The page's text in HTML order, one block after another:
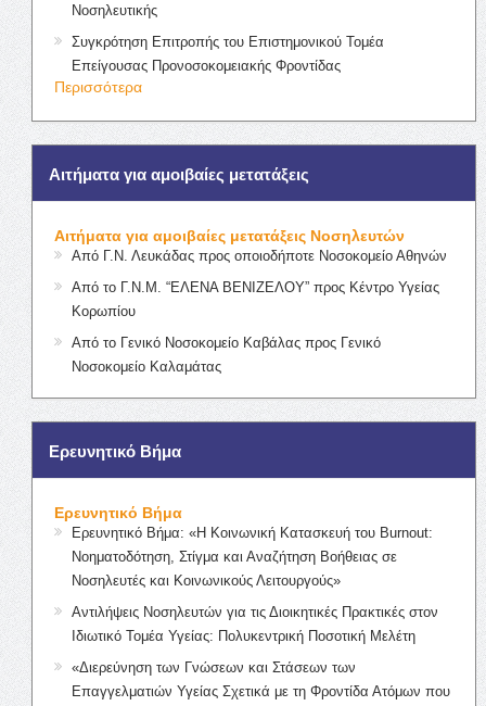
Νοσηλευτικής
Συγκρότηση Επιτροπής του Επιστημονικού Τομέα
Επείγουσας Προνοσοκομειακής Φροντίδας
Περισσότερα
Αιτήματα για αμοιβαίες μετατάξεις
Αιτήματα για αμοιβαίες μετατάξεις Νοσηλευτών
Από Γ.Ν. Λευκάδας προς οποιοδήποτε Νοσοκομείο Αθηνών
Από το Γ.Ν.Μ. “ΕΛΕΝΑ ΒΕΝΙΖΕΛΟΥ” προς Κέντρο Υγείας
Κορωπίου
Από το Γενικό Νοσοκομείο Καβάλας προς Γενικό
Νοσοκομείο Καλαμάτας
Ερευνητικό Βήμα
Ερευνητικό Βήμα
Ερευνητικό Βήμα: «Η Κοινωνική Κατασκευή του Burnout:
Νοηματοδότηση, Στίγμα και Αναζήτηση Βοήθειας σε
Νοσηλευτές και Κοινωνικούς Λειτουργούς»
Αντιλήψεις Νοσηλευτών για τις Διοικητικές Πρακτικές στον
Ιδιωτικό Τομέα Υγείας: Πολυκεντρική Ποσοτική Μελέτη
«Διερεύνηση των Γνώσεων και Στάσεων των
Επαγγελματιών Υγείας Σχετικά με τη Φροντίδα Ατόμων που